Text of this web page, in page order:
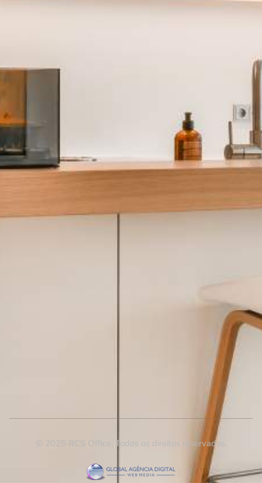
© 2025 RCS Office. Todos os direitos reservados.